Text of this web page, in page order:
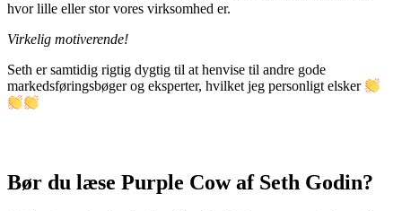
hvor lille eller stor vores virksomhed er.
Virkelig motiverende!
Seth er samtidig rigtig dygtig til at henvise til andre gode
markedsføringsbøger og eksperter, hvilket jeg personligt elsker
Bør du læse Purple Cow af Seth Godin?